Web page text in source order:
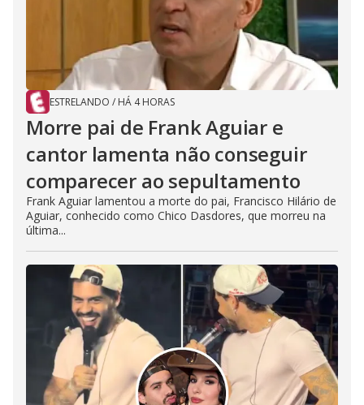
ESTRELANDO / HÁ 4 HORAS
Morre pai de Frank Aguiar e
cantor lamenta não conseguir
comparecer ao sepultamento
Frank Aguiar lamentou a morte do pai, Francisco Hilário de
Aguiar, conhecido como Chico Dasdores, que morreu na
última...